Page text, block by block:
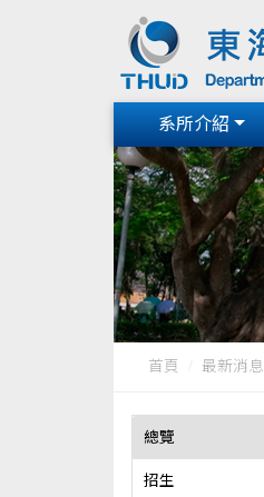
系所介紹
首頁 最新消息
總覽
招生